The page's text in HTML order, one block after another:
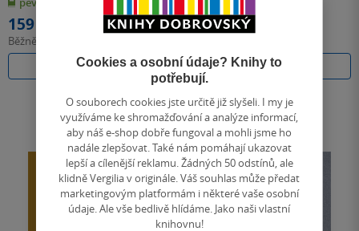
hvězdiček
159 Kč
Běžně
Do košíku
133 Kč
Do košíku
Cookies a osobní údaje? Knihy to
potřebují.
O souborech cookies jste určitě již slyšeli. I my je
využíváme ke shromažďování a analýze informací,
aby náš e-shop dobře fungoval a mohli jsme ho
nadále zlepšovat. Také nám pomáhají ukazovat
lepší a cílenější reklamu. Žádných 50 odstínů, ale
klidně Vergilia v originále. Váš souhlas může předat
marketingovým platformám i některé vaše osobní
údaje. Ale vše bedlivě hlídáme. Jako naši vlastní
knihovnu!